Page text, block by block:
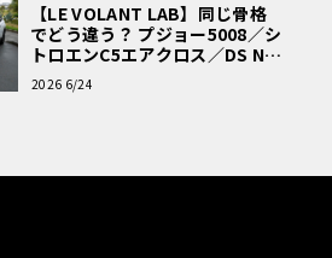
【LE VOLANT LAB】同じ骨格
でどう違う？ プジョー5008／シ
トロエンC5エアクロス／DS Nº4
読者一気乗りレポート
2026 6/24